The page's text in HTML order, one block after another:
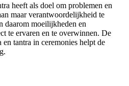
heeft als doel om problemen en
maar verantwoordelijkheid te
daarom moeilijkheden en
te ervaren en te overwinnen. De
tantra in ceremonies helpt de